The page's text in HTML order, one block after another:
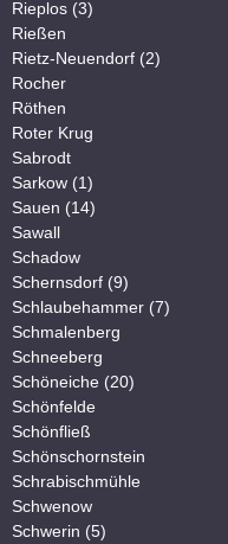
Rieplos (3)
Rießen
Rietz-Neuendorf (2)
Rocher
Röthen
Roter Krug
Sabrodt
Sarkow (1)
Sauen (14)
Sawall
Schadow
Schernsdorf (9)
Schlaubehammer (7)
Schmalenberg
Schneeberg
Schöneiche (20)
Schönfelde
Schönfließ
Schönschornstein
Schrabischmühle
Schwenow
Schwerin (5)